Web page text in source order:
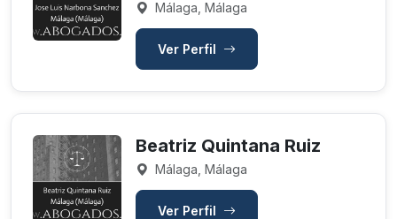
Málaga, Málaga
Ver Perfil
Beatriz Quintana Ruiz
Málaga, Málaga
Ver Perfil